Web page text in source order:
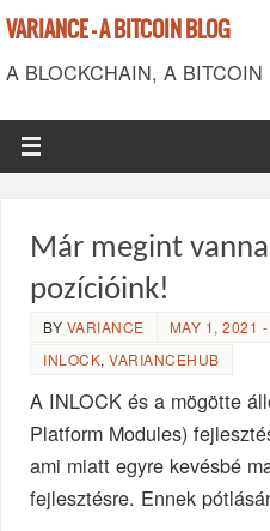
VARIANCE - A BITCOIN BLOG
A BLOCKCHAIN, A
Már megint
pozícióink!
BY VARIANCE
MAY 1, 2021
INLOCK,VARIANCEHUB
A INLOCK és a mögötte
Platform Modules)
ami miatt egyre kevésbé
fejlesztésre. Ennek